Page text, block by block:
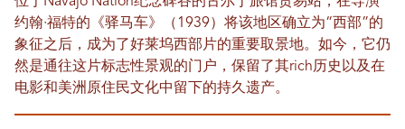
约翰·福特的《驿马车》（1939）将该地区确立为“西部”的
象征之后，成为了好莱坞西部片的重要取景地。如今，它仍
然是通往这片标志性景观的门户，保留了其rich历史以及在
电影和美洲原住民文化中留下的持久遗产。